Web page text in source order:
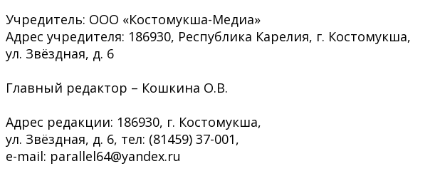
Учредитель: ООО «Костомукша-Медиа»
Адрес учредителя: 186930, Республика Карелия, г. Костомукша,
ул. Звёздная, д. 6
Главный редактор – Кошкина О.В.
Адрес редакции: 186930, г. Костомукша,
ул. Звёздная, д. 6, тел: (81459) 37-001,
e-mail: parallel64@yandex.ru